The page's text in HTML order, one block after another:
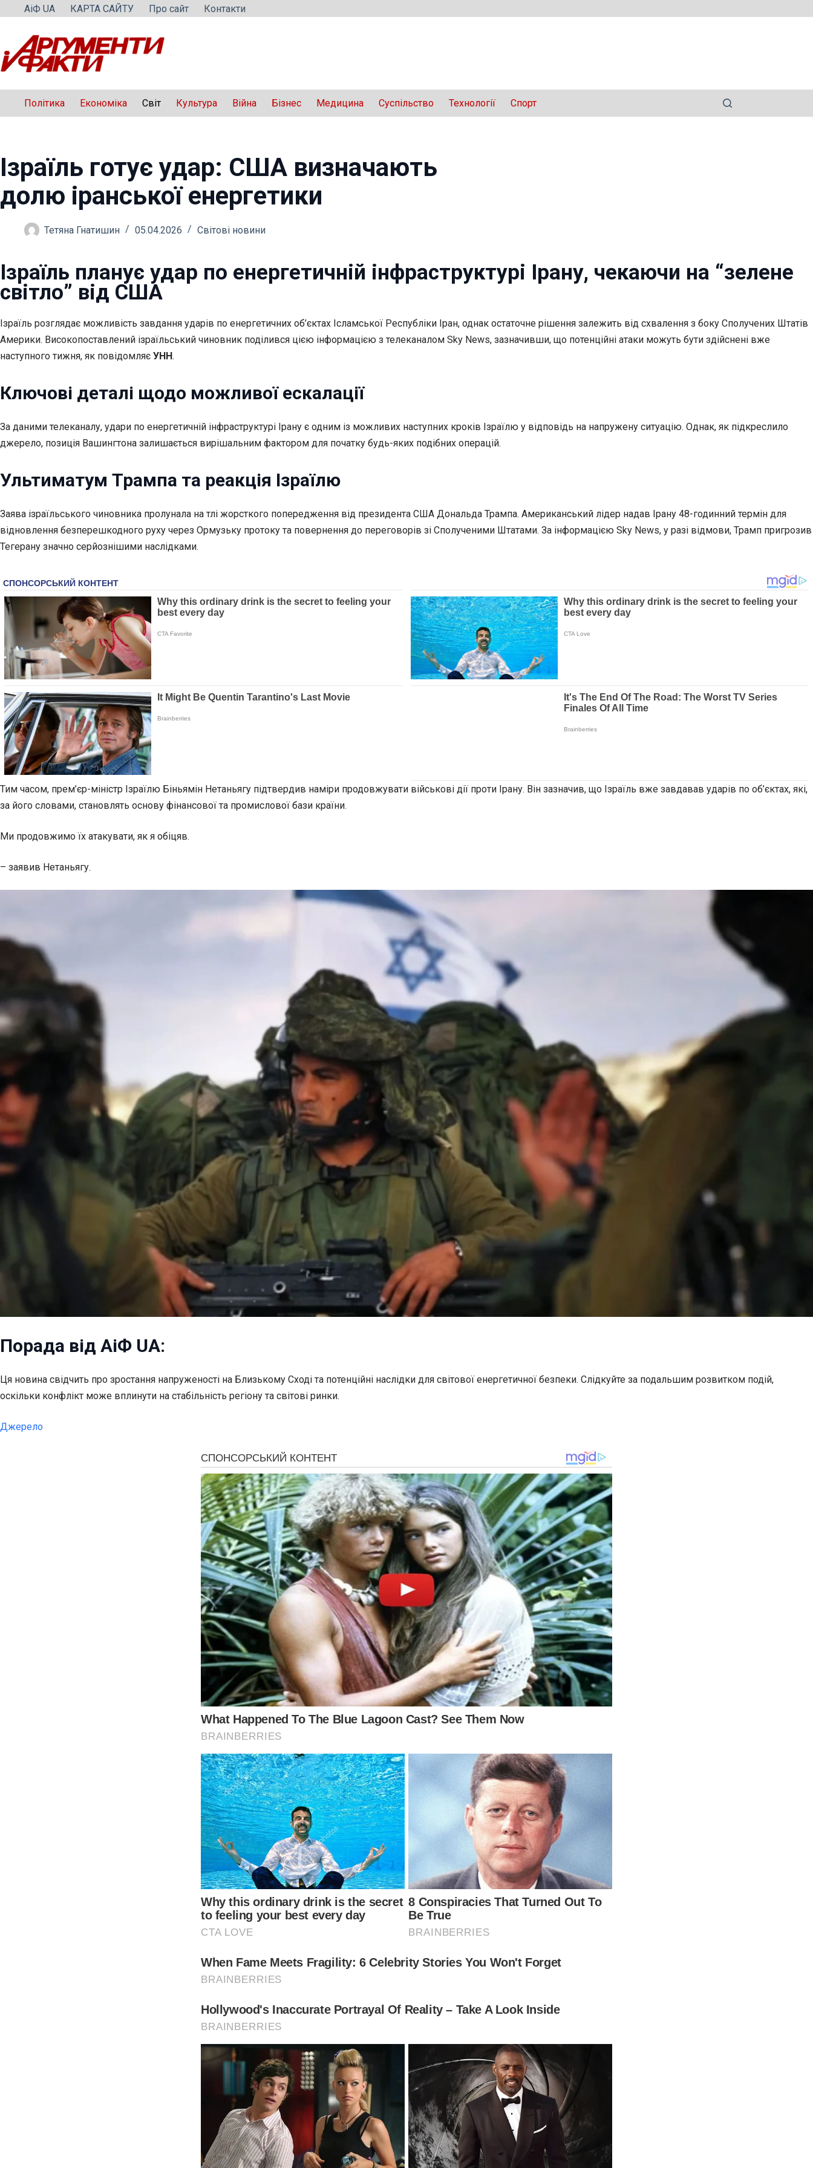
Перейти
вмісту
АіФ UA КАРТА САЙТУ Про сайт Контакти
Політика Економіка Світ Культура Війна Бізнес Медицина Суспільство Технології Спорт
Ізраїль готує удар: США визначають
долю іранської енергетики
Тетяна Гнатишин 05.04.2026 Світові новини
Ізраїль планує удар по енергетичній інфраструктурі Ірану, чекаючи на “зелене
світло” від США
Ізраїль розглядає можливість завдання ударів по енергетичних об’єктах Ісламської Республіки Іран, однак остаточне рішення залежить від схвалення з боку Сполучених Штатів
Америки. Високопоставлений ізраїльський чиновник поділився цією інформацією з телеканалом Sky News, зазначивши, що потенційні атаки можуть бути здійснені вже
наступного тижня, як повідомляє УНН.
Ключові деталі щодо можливої ескалації
За даними телеканалу, удари по енергетичній інфраструктурі Ірану є одним із можливих наступних кроків Ізраїлю у відповідь на напружену ситуацію. Однак, як підкреслило
джерело, позиція Вашингтона залишається вирішальним фактором для початку будь-яких подібних операцій.
Ультиматум Трампа та реакція Ізраїлю
Заява ізраїльського чиновника пролунала на тлі жорсткого попередження від президента США Дональда Трампа. Американський лідер надав Ірану 48-годинний термін для
відновлення безперешкодного руху через Ормузьку протоку та повернення до переговорів зі Сполученими Штатами. За інформацією Sky News, у разі відмови, Трамп пригрозив
Тегерану значно серйознішими наслідками.
Тим часом, прем’єр-міністр Ізраїлю Біньямін Нетаньягу підтвердив наміри продовжувати військові дії проти Ірану. Він зазначив, що Ізраїль вже завдавав ударів по об’єктах, які,
за його словами, становлять основу фінансової та промислової бази країни.
Ми продовжимо їх атакувати, як я обіцяв.
– заявив Нетаньягу.
Порада від АіФ UA:
Ця новина свідчить про зростання напруженості на Близькому Сході та потенційні наслідки для світової енергетичної безпеки. Слідкуйте за подальшим розвитком подій,
оскільки конфлікт може вплинути на стабільність регіону та світові ринки.
Джерело